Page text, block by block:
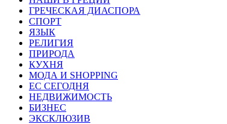
ГРЕЧЕСКАЯ ДИАСПОРА
СПОРТ
ЯЗЫК
РЕЛИГИЯ
ПРИРОДА
КУХНЯ
МОДА И SHOPPING
ЕС СЕГОДНЯ
НЕДВИЖИМОСТЬ
БИЗНЕС
ЭКСКЛЮЗИВ